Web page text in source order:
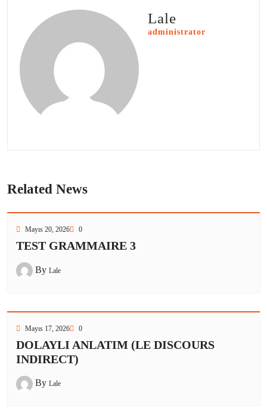
Lale
administrator
Related News
Mayıs 20, 2026 0
TEST GRAMMAIRE 3
By Lale
Mayıs 17, 2026 0
DOLAYLI ANLATIM (LE DISCOURS
INDIRECT)
By Lale